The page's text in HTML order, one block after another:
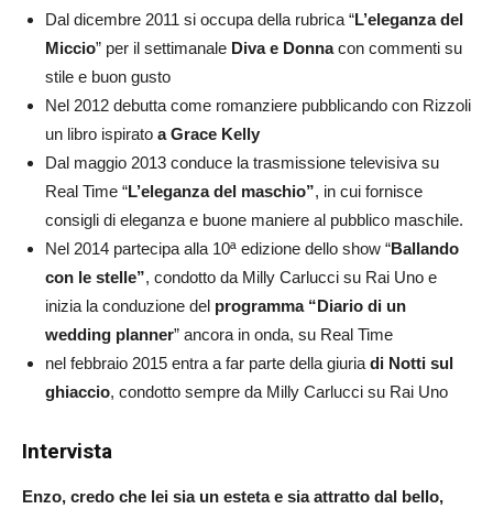
Dal dicembre 2011 si occupa della rubrica “L’eleganza del
Miccio” per il settimanale Diva e Donnacon commenti su
stile e buon gusto
Nel 2012 debutta come romanziere pubblicando con Rizzoli
un libro ispirato a Grace Kelly
Dal maggio 2013 conduce la trasmissione televisiva su
Real Time “L’eleganza del maschio”, in cui fornisce
consigli di eleganza e buone maniere al pubblico maschile.
Nel 2014 partecipa alla 10ª edizione dello show “Ballando
con le stelle”, condotto da Milly Carlucci su Rai Uno e
inizia la conduzione del programma “Diario di un
wedding planner” ancora in onda, su Real Time
nel febbraio 2015 entra a far parte della giuria di Notti sul
ghiaccio, condotto sempre da Milly Carlucci su Rai Uno
Intervista
Enzo, credo che lei sia un esteta e sia attratto dal bello,